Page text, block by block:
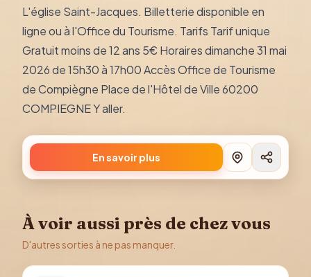
L'église Saint-Jacques. Billetterie disponible en
ligne ou à l'Office du Tourisme. Tarifs Tarif unique
Gratuit moins de 12 ans 5€ Horaires dimanche 31 mai
2026 de 15h30 à 17h00 Accès Office de Tourisme
de Compiègne Place de l'Hôtel de Ville 60200
COMPIEGNE Y aller.
En savoir plus
À voir aussi près de chez vous
D'autres sorties à ne pas manquer.